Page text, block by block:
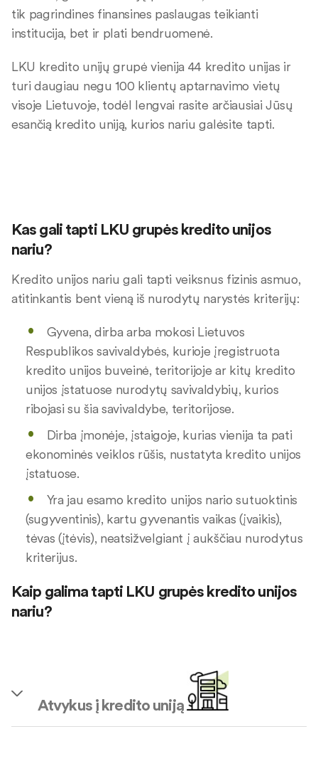
tik pagrindines finansines paslaugas teikianti
institucija, bet ir plati bendruomenė.
LKU kredito unijų grupė vienija 44 kredito unijas ir
turi daugiau negu 100 klientų aptarnavimo vietų
visoje Lietuvoje, todėl lengvai rasite arčiausiai Jūsų
esančią kredito uniją, kurios nariu galėsite tapti.
Kas gali tapti LKU grupės kredito unijos
nariu?
Kredito unijos nariu gali tapti veiksnus fizinis asmuo,
atitinkantis bent vieną iš nurodytų narystės kriterijų:
Gyvena, dirba arba mokosi Lietuvos
Respublikos savivaldybės, kurioje įregistruota
kredito unijos buveinė, teritorijoje ar kitų kredito
unijos įstatuose nurodytų savivaldybių, kurios
ribojasi su šia savivaldybe, teritorijose.
Dirba įmonėje, įstaigoje, kurias vienija ta pati
ekonominės veiklos rūšis, nustatyta kredito unijos
įstatuose.
Yra jau esamo kredito unijos nario sutuoktinis
(sugyventinis), kartu gyvenantis vaikas (įvaikis),
tėvas (įtėvis), neatsižvelgiant į aukščiau nurodytus
kriterijus.
Kaip galima tapti LKU grupės kredito unijos
nariu?
Atvykus į kredito uniją